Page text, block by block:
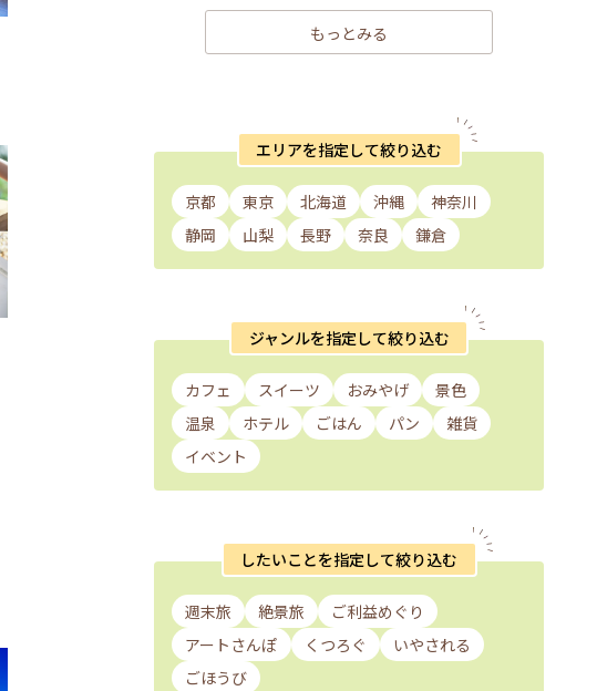
もっとみる
エリアを指定して絞り込む
京都 東京 北海道 沖縄
神奈川
静岡
山梨 長野 奈良 鎌倉
ジャンルを指定して絞り込む
カフェ スイーツ おみやげ
景色
温泉
ホテル ごはん パン
雑貨
イベント
したいことを指定して絞り込む
週末旅 絶景旅
ご利益めぐり
アートさんぽ
くつろぐ
いやされる
ごほうび